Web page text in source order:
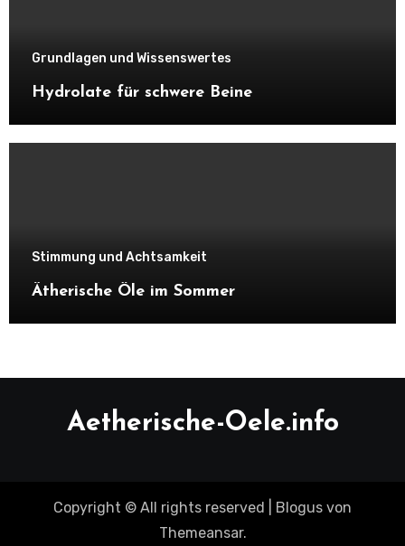
Grundlagen und Wissenswertes
Hydrolate für schwere Beine
Stimmung und Achtsamkeit
Ätherische Öle im Sommer
Aetherische-Oele.info
Copyright © All rights reserved Blogus von
Themeansar.